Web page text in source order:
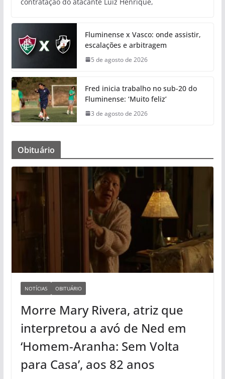
Fluminense x Vasco: onde assistir,
escalações e arbitragem
5 de agosto de 2026
Fred inicia trabalho no sub-20 do
Fluminense: ‘Muito feliz’
3 de agosto de 2026
Obituário
NOTÍCIAS OBITUÁRIO
Morre Mary Rivera, atriz que
interpretou a avó de Ned em
‘Homem-Aranha: Sem Volta
para Casa’, aos 82 anos